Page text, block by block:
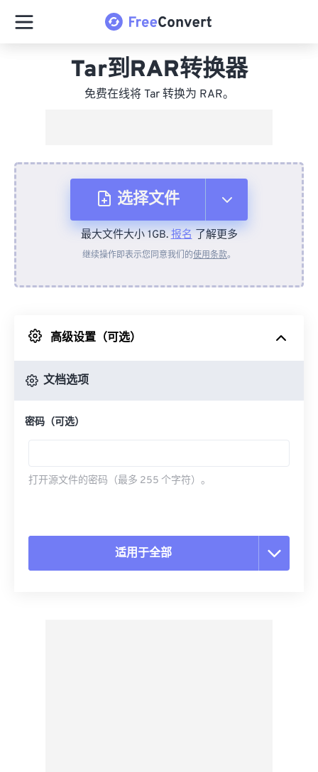
Tar到RAR转换器
免费在线将 Tar 转换为 RAR。
选择文件
从设备
来自 Google Drive
最大文件大小 1GB.报名了解更多
继续操作即表示您同意我们的使用条款。
高级设置（可选）
文档选项
密码（可选）
打开源文件的密码（最多 255 个字符）。
适用于全部